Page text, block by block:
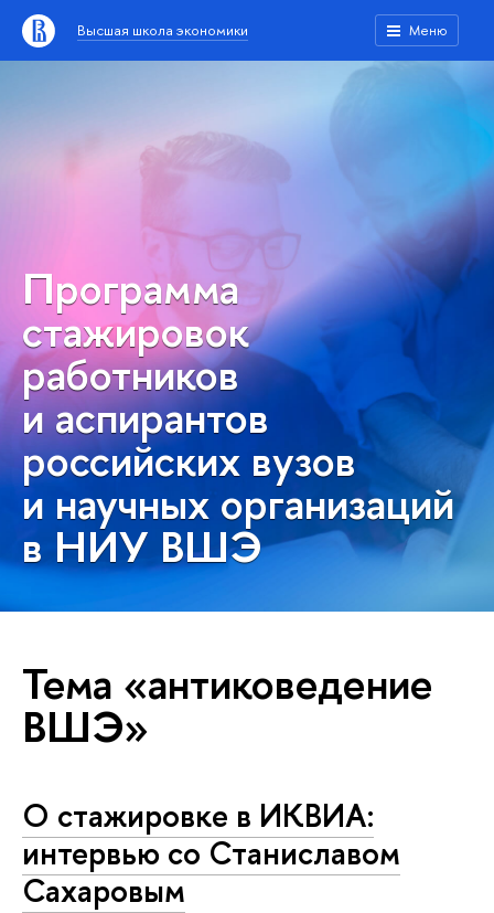
Высшая школа экономики Меню
Программа
стажировок
работников
и аспирантов
российских вузов
и научных организаций
в НИУ ВШЭ
Тема «антиковедение
ВШЭ»
О стажировке в ИКВИА:
интервью со Станиславом
Сахаровым